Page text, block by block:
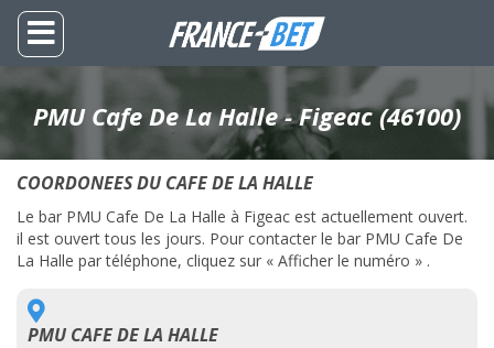
PMU Cafe De La Halle - Figeac (46100)
COORDONEES DU CAFE DE LA HALLE
Le bar PMU Cafe De La Halle à Figeac est actuellement ouvert.
il est ouvert tous les jours. Pour contacter le bar PMU Cafe De
La Halle par téléphone, cliquez sur « Afficher le numéro » .
PMU CAFE DE LA HALLE